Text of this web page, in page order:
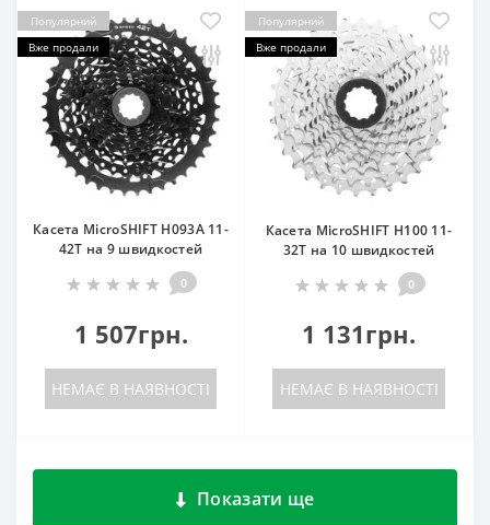
Популярний
Вже продали
Касета MicroSHIFT H093A 11-
42T на 9 швидкостей
0
1 507грн.
НЕМАЄ В НАЯВНОСТІ
Популярний
Вже продали
Касета MicroSHIFT H100 11-
32T на 10 швидкостей
0
1 131грн.
НЕМАЄ В НАЯВНОСТІ
Показати ще